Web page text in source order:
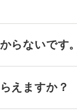
らないです。
えますか？